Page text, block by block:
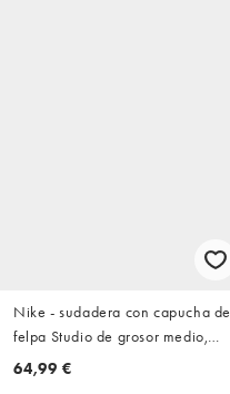
Nike - sudadera con capucha de
felpa Studio de grosor medio,
extragrande y corta con
64,99 €